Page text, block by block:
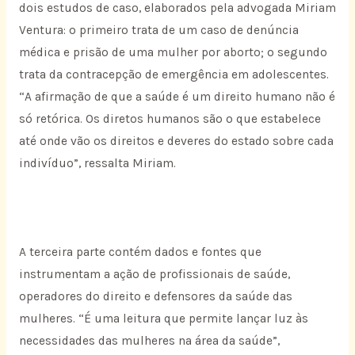
dois estudos de caso, elaborados pela advogada Miriam
Ventura: o primeiro trata de um caso de denúncia
médica e prisão de uma mulher por aborto; o segundo
trata da contracepção de emergência em adolescentes.
“A afirmação de que a saúde é um direito humano não é
só retórica. Os diretos humanos são o que estabelece
até onde vão os direitos e deveres do estado sobre cada
indivíduo”, ressalta Miriam.
A terceira parte contém dados e fontes que
instrumentam a ação de profissionais de saúde,
operadores do direito e defensores da saúde das
mulheres. “É uma leitura que permite lançar luz às
necessidades das mulheres na área da saúde”,